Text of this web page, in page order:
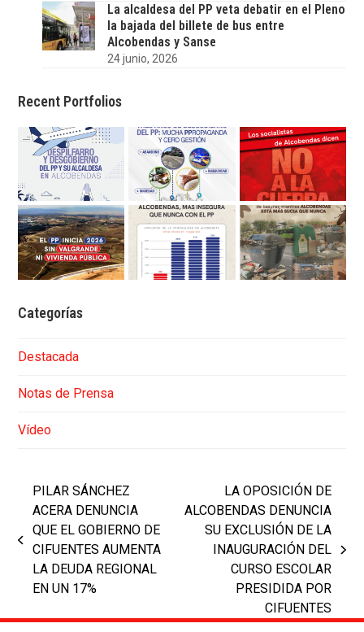
La alcaldesa del PP veta debatir en el Pleno
la bajada del billete de bus entre
Alcobendas y Sanse
24 junio, 2026
Recent Portfolios
Categorías
Destacada
Notas de Prensa
Vídeo
previous
post:
PILAR SÁNCHEZ
ACERA DENUNCIA
QUE EL GOBIERNO DE
CIFUENTES AUMENTA
LA DEUDA REGIONAL
EN UN 17%
LA OPOSICIÓN DE
ALCOBENDAS DENUNCIA
SU EXCLUSIÓN DE LA
INAUGURACIÓN DEL
CURSO ESCOLAR
PRESIDIDA POR
CIFUENTES